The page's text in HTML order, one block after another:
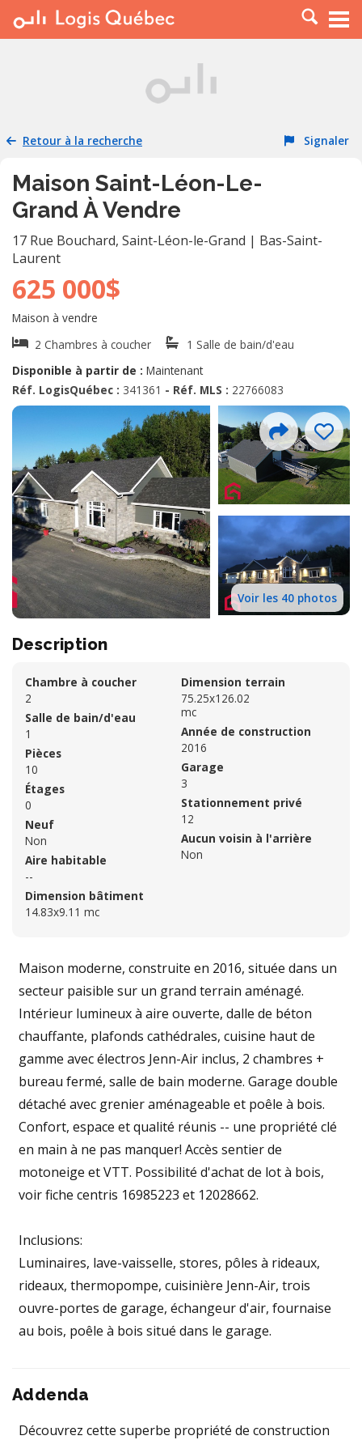
À LOUER
PLACER UNE ANNONCE
RESSOURCES
Retour à la recherche Signaler
Maison Saint-Léon-Le-
Grand À Vendre
17 Rue Bouchard, Saint-Léon-le-Grand | Bas-Saint-
Laurent
625 000$
Maison à vendre
2 Chambres à coucher
1 Salle de bain/d'eau
Disponible à partir de : Maintenant
Réf. LogisQuébec : 341361 - Réf. MLS : 22766083
Voir les 40 photos
Description
Chambre à coucher
2
Salle de bain/d'eau
1
Pièces
10
Étages
0
Neuf
Non
Aire habitable
--
Dimension bâtiment
14.83x9.11 mc
Dimension terrain
75.25x126.02
mc
Année de construction
2016
Garage
3
Stationnement privé
12
Aucun voisin à l'arrière
Non
Maison moderne, construite en 2016, située dans un
secteur paisible sur un grand terrain aménagé.
Intérieur lumineux à aire ouverte, dalle de béton
chauffante, plafonds cathédrales, cuisine haut de
gamme avec électros Jenn-Air inclus, 2 chambres +
bureau fermé, salle de bain moderne. Garage double
détaché avec grenier aménageable et poêle à bois.
Confort, espace et qualité réunis -- une propriété clé
en main à ne pas manquer! Accès sentier de
motoneige et VTT. Possibilité d'achat de lot à bois,
voir fiche centris 16985223 et 12028662.
Inclusions:
Luminaires, lave-vaisselle, stores, pôles à rideaux,
rideaux, thermopompe, cuisinière Jenn-Air, trois
ouvre-portes de garage, échangeur d'air, fournaise
au bois, poêle à bois situé dans le garage.
Addenda
Découvrez cette superbe propriété de construction